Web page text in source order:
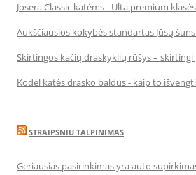
Josera Classic katėms - Ulta premium
Aukščiausios kokybės standartas Jūsų šuns
Skirtingos kačių draskyklių rūšys –
Kodėl katės drasko baldus - kaip to
STRAIPSNIU TALPINIMAS
Geriausias pasirinkimas yra auto